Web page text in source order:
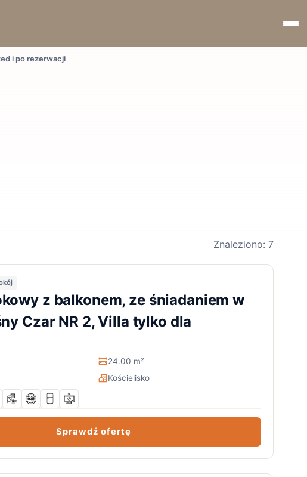
i po rezerwacji
Znaleziono: 7
z balkonem, ze śniadaniem w
Czar NR 2, Villa tylko dla
24.00 m²
Kościelisko
Sprawdź ofertę